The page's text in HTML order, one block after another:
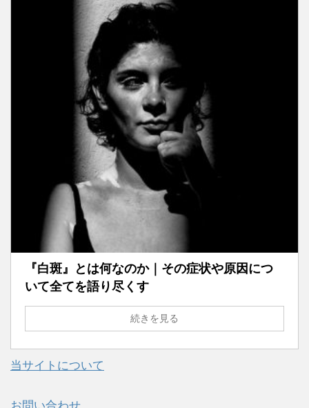
『白斑』とは何なのか｜その症状や原因につ
いて全てを語り尽くす
続きを見る
当サイトについて